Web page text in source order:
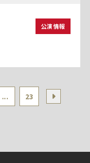
公演情報
... 23